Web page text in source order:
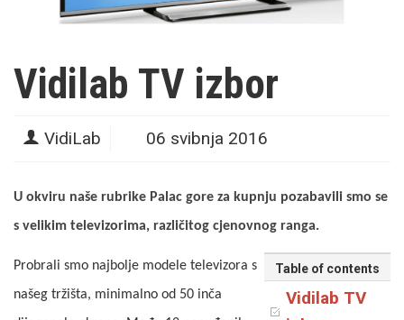
Vidilab TV izbor
VidiLab 06 svibnja 2016
U okviru naše rubrike Palac gore za kupnju pozabavili smo se
s velikim televizorima, različitog cjenovnog ranga.
Table of contents
Vidilab TV
Probrali smo najbolje modele televizora s
našeg tržišta, minimalno od 50 inča